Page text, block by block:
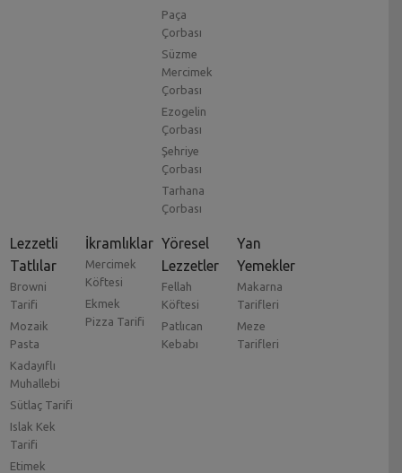
Paça
Çorbası
Süzme
Mercimek
Çorbası
Ezogelin
Çorbası
Şehriye
Çorbası
Tarhana
Çorbası
Lezzetli
Tatlılar
Browni
Tarifi
Mozaik
Pasta
Kadayıflı
Muhallebi
Sütlaç Tarifi
Islak Kek
Tarifi
Etimek
İkramlıklar
Mercimek
Köftesi
Ekmek
Pizza Tarifi
Yöresel
Lezzetler
Fellah
Köftesi
Patlıcan
Kebabı
Yan
Yemekler
Makarna
Tarifleri
Meze
Tarifleri